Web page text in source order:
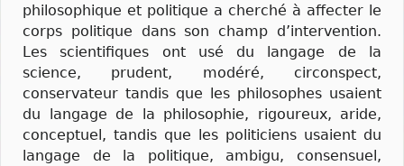
philosophique et politique a cherché à affecter le
corps politique dans son champ d’intervention.
Les scientifiques ont usé du langage de la
science, prudent, modéré, circonspect,
conservateur tandis que les philosophes usaient
du langage de la philosophie, rigoureux, aride,
conceptuel, tandis que les politiciens usaient du
langage de la politique, ambigu, consensuel,